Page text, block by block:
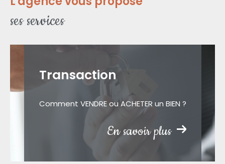
ses services
Transaction
Comment VENDRE ou ACHETER un BIEN ?
En savoir plus